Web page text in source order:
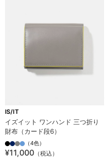
IS/IT
イズイット ワンハンド 三つ折り
財布（カード段6）
（4色）
¥11,000（税込）